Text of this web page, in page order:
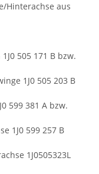
Hinterachse aus
505 171 B bzw.
1J0 505 203 B
599 381 A bzw.
1J0 599 257 B
1J0505323L